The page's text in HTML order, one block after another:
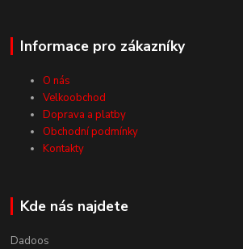
Informace pro zákazníky
O nás
Velkoobchod
Doprava a platby
Obchodní podmínky
Kontakty
Kde nás najdete
Dadoos